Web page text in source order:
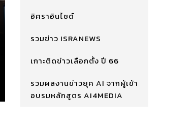
อิศราอินไซด์
รวมข่าว ISRANEWS
เกาะติดข่าวเลือกตั้ง ปี 66
รวมผลงานข่าวยุค AI จากผู้เข้า
อบรมหลักสูตร AI4MEDIA